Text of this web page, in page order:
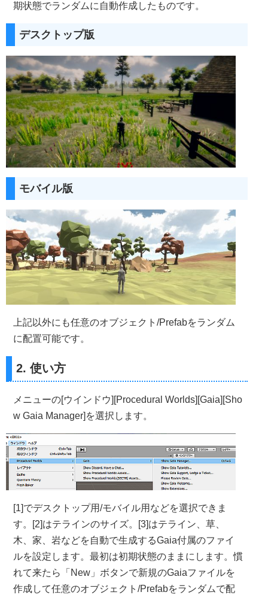
期状態でランダムに自動作成したものです。
デスクトップ版
モバイル版
上記以外にも任意のオブジェクト/Prefabをランダム
に配置可能です。
2. 使い方
メニューの[ウインドウ][Procedural Worlds][Gaia][Sho
w Gaia Manager]を選択します。
[1]でデスクトップ用/モバイル用などを選択できま
す。[2]はテラインのサイズ。[3]はテライン、草、
木、家、岩などを自動で生成するGaia付属のファイ
ルを設定します。最初は初期状態のままにします。慣
れて来たら「New」ボタンで新規のGaiaファイルを
作成して任意のオブジェクト/Prefabをランダムで配